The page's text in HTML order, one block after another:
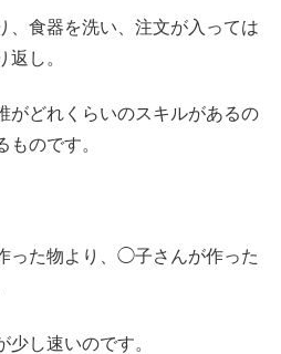
、食器を洗い、注文が入っては
し。
がどれくらいのスキルがあるの
のです。
った物より、◯子さんが作った
し速いのです。